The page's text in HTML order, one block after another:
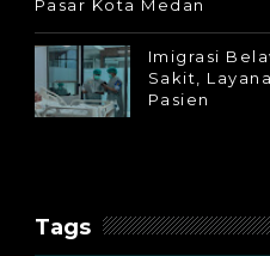
Pasar Kota Medan
Imigrasi
Sakit,
Pasien
Tags